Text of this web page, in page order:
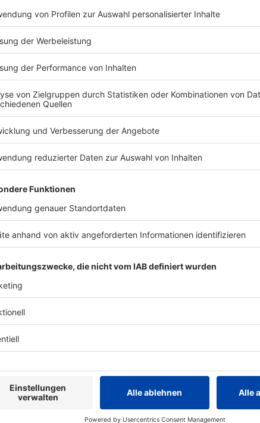
Experte sieht neue
Bedrohung durch
Sprengvorrichtung am Flughafen
Sicherheit kritischer Infrastruktur
Fricke sieht dringenden
Opfer